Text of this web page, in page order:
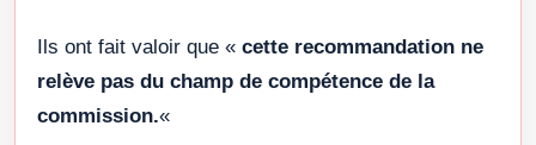
Ils ont fait valoir que « cette recommandation ne
relève pas du champ de compétence de la
commission.«